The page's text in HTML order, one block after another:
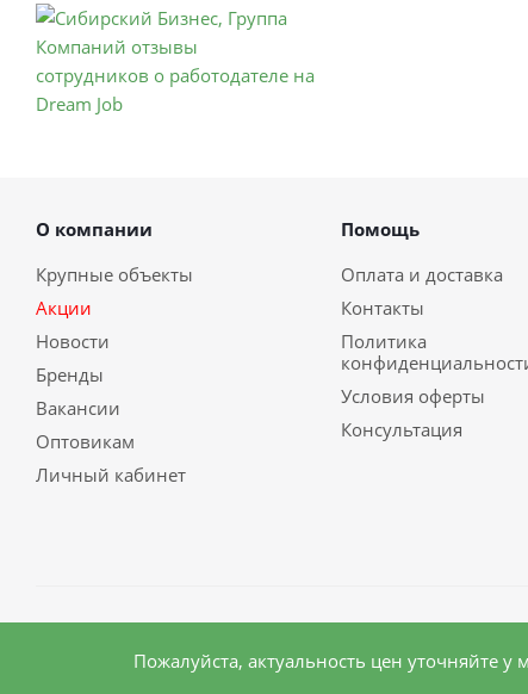
О компании
Крупные объекты
Акции
Новости
Бренды
Вакансии
Оптовикам
Личный кабинет
Помощь
Оплата и доставка
Контакты
Политика
Условия оферты
Консультация
Пожалуйста, актуальность цен уточняйте